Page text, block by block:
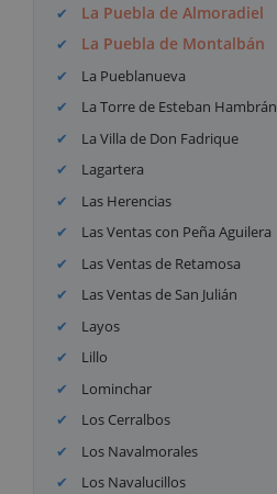
La Puebla de Almoradiel
La Puebla de Montalbán
La Pueblanueva
La Torre de Esteban Hambrán
La Villa de Don Fadrique
Lagartera
Las Herencias
Las Ventas con Peña Aguilera
Las Ventas de Retamosa
Las Ventas de San Julián
Layos
Lillo
Lominchar
Los Cerralbos
Los Navalmorales
Los Navalucillos